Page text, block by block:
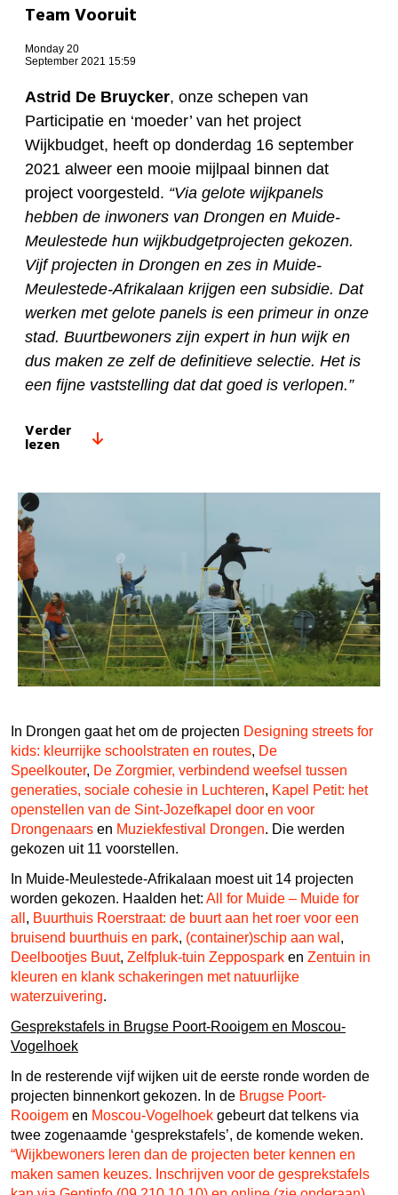
Team Vooruit
Monday 20
September 2021 15:59
Astrid De Bruycker, onze schepen van
Participatie en ‘moeder’ van het project
Wijkbudget, heeft op donderdag 16 september
2021 alweer een mooie mijlpaal binnen dat
project voorgesteld. “Via gelote wijkpanels
hebben de inwoners van Drongen en Muide-
Meulestede hun wijkbudgetprojecten gekozen.
Vijf projecten in Drongen en zes in Muide-
Meulestede-Afrikalaan krijgen een subsidie. Dat
werken met gelote panels is een primeur in onze
stad. Buurtbewoners zijn expert in hun wijk en
dus maken ze zelf de definitieve selectie. Het is
een fijne vaststelling dat dat goed is verlopen.”
Verder
lezen
In Drongen gaat het om de projecten Designing streets for
kids: kleurrijke schoolstraten en routes, De
Speelkouter, De Zorgmier, verbindend weefsel tussen
generaties, sociale cohesie in Luchteren, Kapel Petit: het
openstellen van de Sint-Jozefkapel door en voor
Drongenaars en Muziekfestival Drongen. Die werden
gekozen uit 11 voorstellen.
In Muide-Meulestede-Afrikalaan moest uit 14 projecten
worden gekozen. Haalden het: All for Muide – Muide for
all , Buurthuis Roerstraat: de buurt aan het roer voor een
bruisend buurthuis en park, (container)schip aan wal ,
Deelbootjes Buut, Zelfpluk-tuin Zeppospark en Zentuin in
kleuren en klank schakeringen met natuurlijke
waterzuivering.
Gesprekstafels in Brugse Poort-Rooigem en Moscou-
Vogelhoek
In de resterende vijf wijken uit de eerste ronde worden de
projecten binnenkort gekozen. In de Brugse Poort-
Rooigem en Moscou-Vogelhoek gebeurt dat telkens via
twee zogenaamde ‘gesprekstafels’, de komende weken.
“Wijkbewoners leren dan de projecten beter kennen en
maken samen keuzes. Inschrijven voor de gesprekstafels